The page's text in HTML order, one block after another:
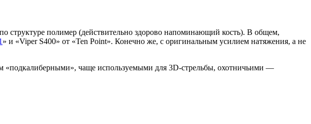
структуре полимер (действительно здорово напоминающий кость). В общем,
» и «Viper S400» от «Ten Point». Конечно же, с оригинальным усилием натяжения, а не
чаще используемыми для 3D-стрельбы, охотничьими —